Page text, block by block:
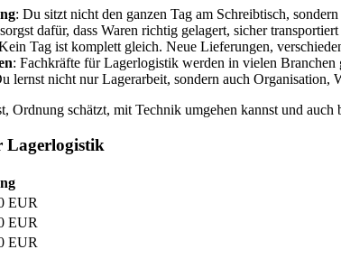
: Du sitzt nicht den ganzen Tag am Schreibtisch,
dafür, dass Waren richtig gelagert, sicher
Tag ist komplett gleich. Neue Lieferungen,
: Fachkräfte für Lagerlogistik werden in vielen
lernst nicht nur Lagerarbeit, sondern auch
Ordnung schätzt, mit Technik umgehen kannst und
Lagerlogistik
EUR
EUR
EUR